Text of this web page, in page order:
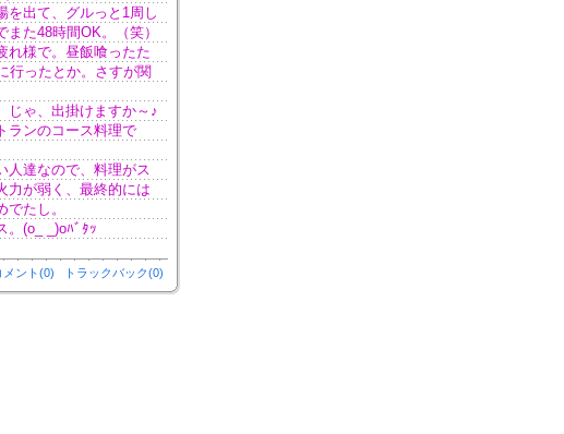
を出て、グルっと1周し
た48時間OK。（笑）
れ様で。昼飯喰ったた
行ったとか。さすが関
ゃ、出掛けますか～♪
ランのコース料理で
人達なので、料理がス
力が弱く、最終的には
たし。
。(o_ _)oﾊﾞﾀｯ
メント(0) トラックバック(0)